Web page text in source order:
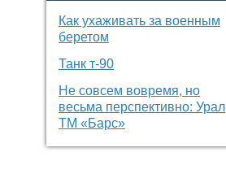
Как ухаживать за военным
беретом
Танк т-90
Не совсем вовремя, но
весьма перспективно: Урал
ТМ «Барс»